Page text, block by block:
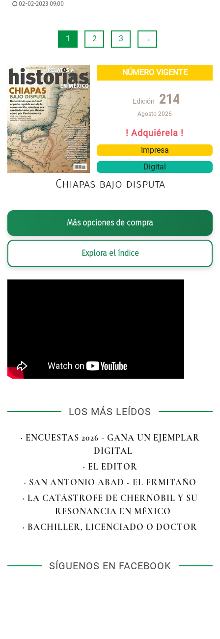
02-02-2023 09:00
1 2 3 →
NÚMERO VIGENTE
Edición 214
Agosto 2026
! Adquiérela !
Impresa
Digital
Chiapas bajo disputa
Más opciones de compra
Explora el índice
LOS MÁS LEÍDOS
· ENCUESTAS 2026 - GANA UN EJEMPLAR
DIGITAL
· EL EDITOR
· SAN ANTONIO ABAD - EL ERMITAÑO
· LA CATÁSTROFE DE CHERNÓBIL Y SU
RESONANCIA EN MÉXICO
· BACHILLER, LICENCIADO O DOCTOR
SÍGUENOS EN FACEBOOK